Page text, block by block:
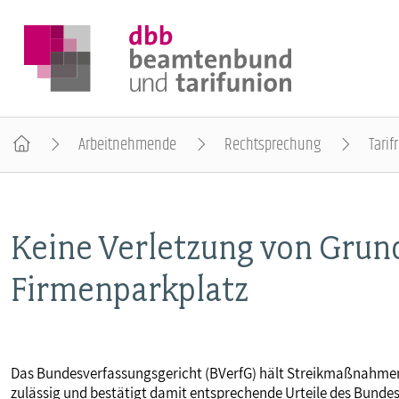
BEAMTINNEN & BEAMTE
ARBEITNEHMENDE
POLITIK & POSITIONEN
Arbeitnehmende Rechtsprechung
Keine Verletzung von
Firmenparkplatz
Das Bundesverfassungsgericht (BVerfG) hält
zulässig und bestätigt damit entsprechende Urteile des